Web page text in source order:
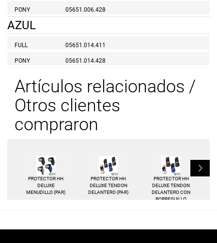
PONY 05651.006.428
AZUL
FULL 05651.014.411
PONY 05651.014.428
Artículos relacionados /
Otros clientes
compraron
PROTECTOR HH
DELUXE
MENUDILLO (PAR)
PROTECTOR HH
DELUXE TENDON
DELANTERO (PAR)
PROTECTOR HH
DELUXE TENDON
DELANTERO CON
BORREGUILLO
L